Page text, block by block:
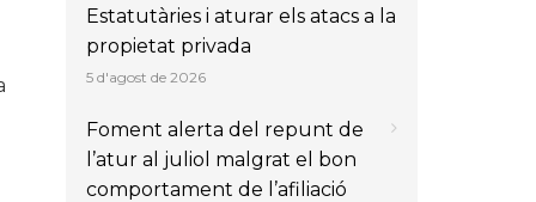
Estatutàries i aturar els atacs a la
propietat privada
5 d'agost de 2026
Foment alerta del repunt de
l’atur al juliol malgrat el bon
comportament de l’afiliació